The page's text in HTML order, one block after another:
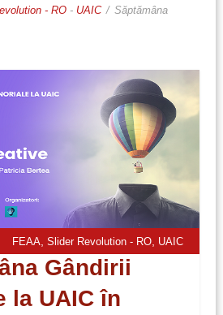
- RO - UAIC / Săptămâna
FEAA ,Slider Revolution - RO UAIC
Gândirii
la UAIC în